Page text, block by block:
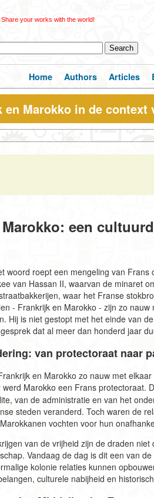
Share your works with the world!
Home Authors Articles
en Marokko in de context
een
woord roept een mengeling van
van Hassan II, waarvan de minaret
waar het Franse
- Frankrijk en Marokko - zijn zo
Hij is niet gestopt met het einde van
dat al meer dan honderd jaar
van protectoraat naar
en Marokko zo nauw met
Marokko een Frans protectoraat.
van de administratie en van het
steden veranderd. Toch waren de
vochten voor hun
van de vrijheid zijn de draden
Vandaag de dag is dit een van
kolonie relaties kunnen
culturele nabijheid en